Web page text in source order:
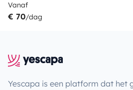
Vanaf
€ 70/dag
Yescapa is een platform dat het